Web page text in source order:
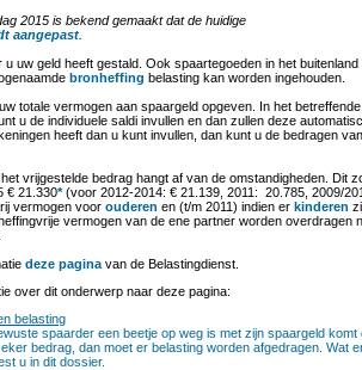
2015 is bekend gemaakt dat de huidige
aangepast
u uw geld heeft gestald. Ook spaartegoeden in het buitenland
bronheffing belasting kan worden ingehouden.
totale vermogen aan spaargeld opgeven. In het
u de individuele saldi invullen en dan zullen deze
heeft dan u kunt invullen, dan kunt u de bedragen
vrijgestelde bedrag hangt af van de omstandigheden. Dit
€ 21.330*(voor 2012-2014: € 21.139, 2011: 20.785, 2009/
vermogen voor ouderen en (t/m 2011) indien er kinderen
vermogen van de ene partner worden overdragen
deze pagina van de Belastingdienst.
over dit onderwerp naar deze pagina:
belasting
spaarder een beetje op weg is met zijn spaargeld
bedrag, dan moet er belasting worden afgedragen. Wat
u in dit dossier.